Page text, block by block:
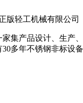
家集产品设计、生产
多年不锈钢非标设